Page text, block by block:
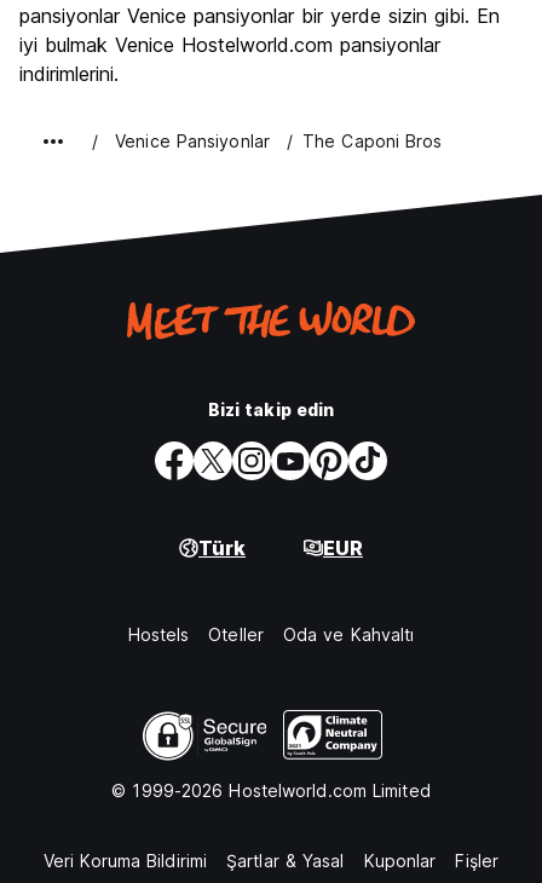
Ekonomik
6.7
pansiyonlar Venice pansiyonlar bir yerde sizin gibi. En
iyi bulmak Venice Hostelworld.com pansiyonlar
indirimlerini.
Venice Pansiyonlar The Caponi Bros
Bizi takip edin
Türk EUR
Hostels Oteller Oda ve Kahvaltı
© 1999-2026 Hostelworld.com Limited
Veri Koruma Bildirimi Şartlar & Yasal Kuponlar Fişler